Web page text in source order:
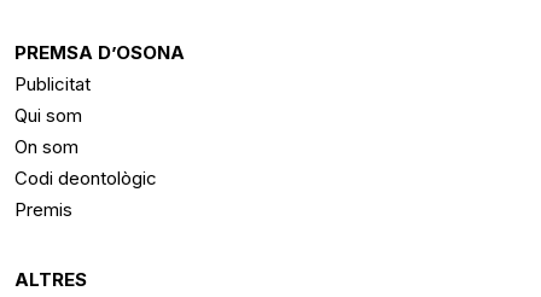
PREMSA D’OSONA
Publicitat
Qui som
On som
Codi deontològic
Premis
ALTRES